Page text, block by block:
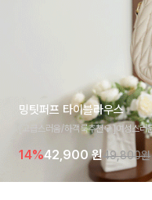
밍팃퍼프 타이블라우스
[고급스러움/하객룩추천💎]여성스
라우스 🤍 여유로운 7부 소매로 편
기 좋은 아이템이에요
14%42,900원 49,800원